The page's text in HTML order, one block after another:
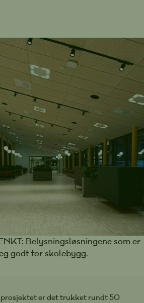
Belysningsløsningene som er
godt for skolebygg.
er det trukket rundt 50